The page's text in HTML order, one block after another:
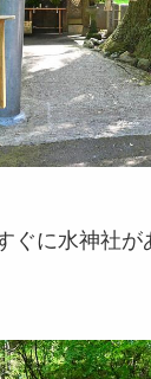
ぐに水神社が